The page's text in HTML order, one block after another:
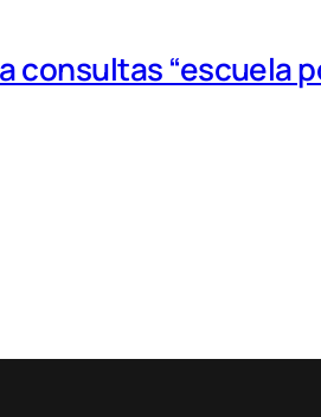
consultas “escuela